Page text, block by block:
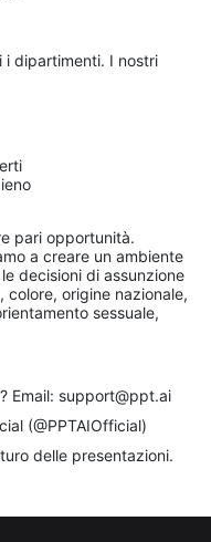
dipartimenti. I nostri
pari opportunità.
a creare un ambiente
decisioni di assunzione
colore, origine nazionale,
sessuale,
Email: support@ppt.ai
(@PPTAIOfficial)
delle presentazioni.